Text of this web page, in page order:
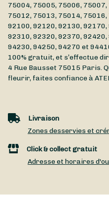
75004, 75005, 75006,
75012, 75013, 75014,
92100, 92120, 92130,
92310, 92320, 92370,
94230, 94250, 94270 et
100% gratuit, et s’effectue
4 Rue Bausset 75015 Paris.
fleurir, faites confiance à
Livraison
Zones desservies et
Click & collect gratuit
Adresse et horaires